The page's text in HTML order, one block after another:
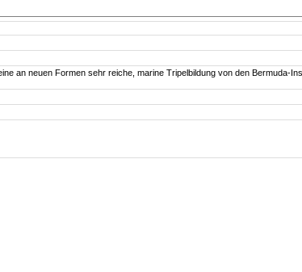
an neuen Formen sehr reiche, marine Tripelbildung von den Bermuda-